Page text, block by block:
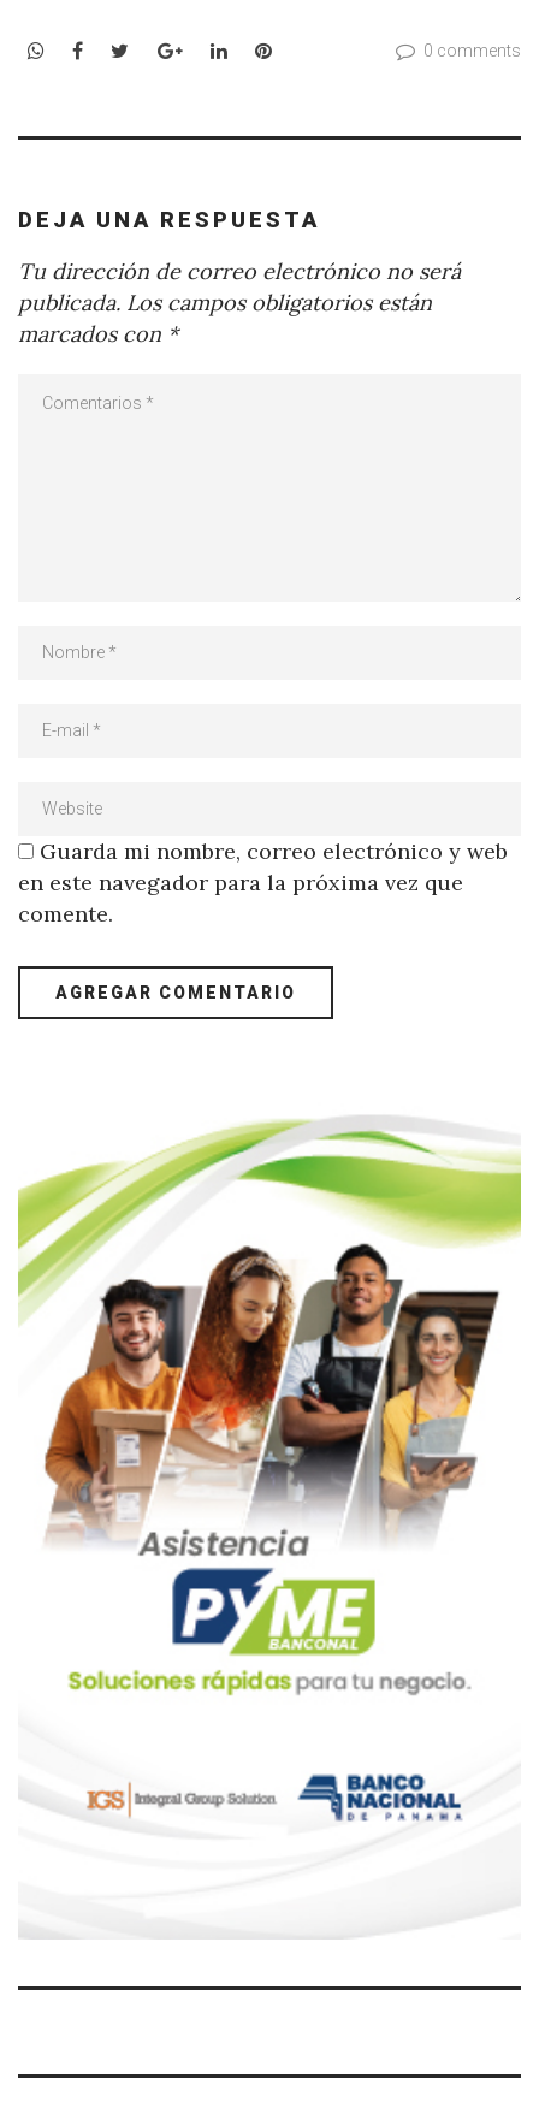
WhatsApp
Facebook
TwitterGoogle+LinkedInPinterest 0 comments
DEJA UNA RESPUESTA
Tu dirección de correo electrónico no será
publicada. Los campos obligatorios están
marcados con *
Guarda mi nombre, correo electrónico y web
en este navegador para la próxima vez que
comente.